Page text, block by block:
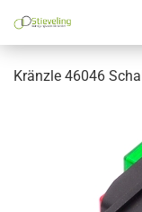
Kränzle 46046